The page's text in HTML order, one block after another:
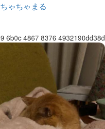
ちゃちゃまる